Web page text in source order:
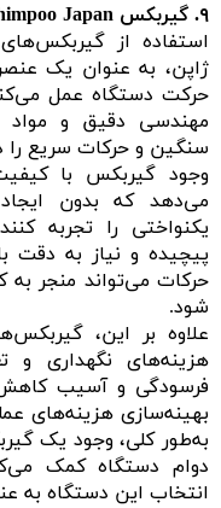
۹. گیربکس Shimpoo Japan
ژاپن، به عنوان یک
حرکت دستگاه عمل
مهندسی دقیق و مواد
سنگین و حرکات سریع را
وجود گیربکس با کیفیت
می‌دهد که بدون
یکنواختی را تجربه
پیچیده و نیاز به دقت
حرکات می‌تواند منجر
شود.
علاوه بر این،
هزینه‌های نگهداری و
فرسودگی و آسیب کاهش
بهینه‌سازی هزینه‌های
به‌طور کلی، وجود یک
دوام دستگاه کمک
انتخاب این دستگاه به